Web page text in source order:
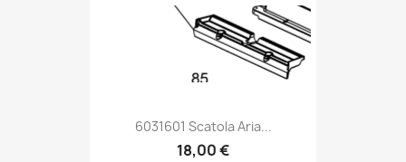
6031601 Scatola Aria...
18,00 €